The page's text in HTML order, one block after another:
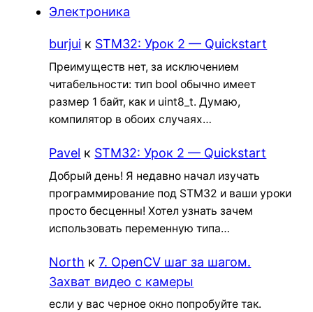
Электроника
burjui к STM32: Урок 2 — Quickstart
Преимуществ нет, за исключением
читабельности: тип bool обычно имеет
размер 1 байт, как и uint8_t. Думаю,
компилятор в обоих случаях…
Pavel к STM32: Урок 2 — Quickstart
Добрый день! Я недавно начал изучать
программирование под STM32 и ваши уроки
просто бесценны! Хотел узнать зачем
использовать переменную типа…
North к7. OpenCV шаг за шагом.
Захват видео с камеры
если у вас черное окно попробуйте так.